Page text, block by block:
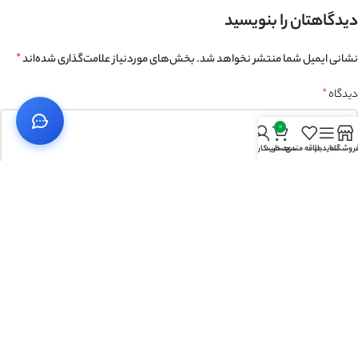
دیدگاهتان را بنویسید
نشانی ایمیل شما منتشر نخواهد شد.بخش‌های موردنیاز علامت‌گذاری شده‌اند*
دیدگاه*
سایدبارعلاقه مندی
0
سبد خرید
حساب کاربری من